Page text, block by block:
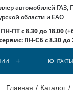
автомобилей ГАЗ,
области и ЕАО
ПТ с 8.30 до 18.00
ПН-СБ с 8.30 до
КОНТАКТЫ
Главная / Каталог /